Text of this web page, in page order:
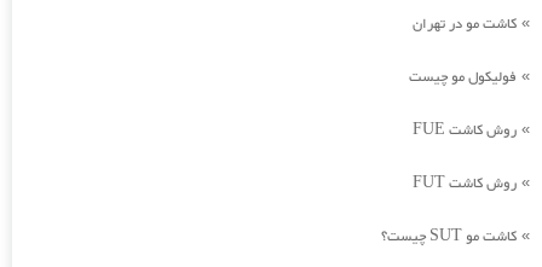
» کاشت مو در تهران
» فولیکول مو چیست
» روش کاشت FUE
» روش کاشت FUT
» کاشت مو SUT چیست؟